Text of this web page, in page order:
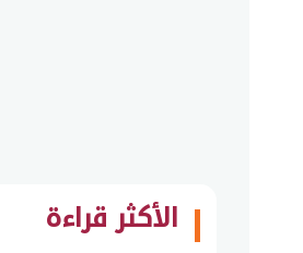
الأكثر قراءة